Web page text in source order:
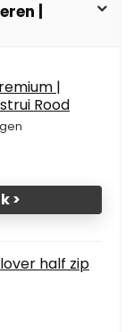
|
|
Rood
>
half zip